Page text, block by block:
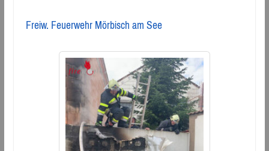
Freiw. Feuerwehr Mörbisch am See